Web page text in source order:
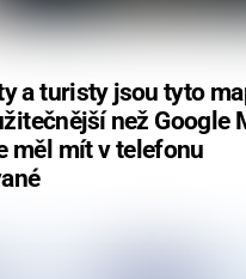
a turisty jsou tyto
než Google
měl mít v telefonu